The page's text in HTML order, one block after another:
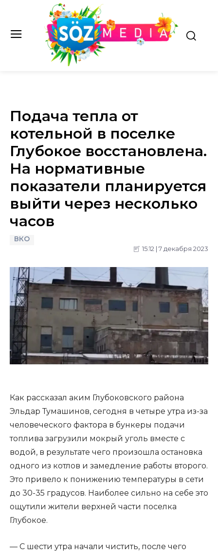
Подача тепла от
котельной в поселке
Глубокое восстановлена.
На нормативные
показатели планируется
выйти через несколько
часов
ВКО
15:12 | 7 декабря 2023
Как рассказал аким Глубоковского района
Эльдар Тумашинов, сегодня в четыре утра из-за
человеческого фактора в бункеры подачи
топлива загрузили мокрый уголь вместе с
водой, в результате чего произошла остановка
одного из котлов и замедление работы второго.
Это привело к понижению температуры в сети
до 30-35 градусов. Наиболее сильно на себе это
ощутили жители верхней части поселка
Глубокое.
— С шести утра начали чистить, после чего